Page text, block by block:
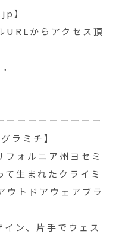
】
URLからアクセス頂
ーーーーーーーーー
ラミチ】
フォルニア州ヨセミ
生まれたクライミ
ウトドアウェアブラ
ン、片手でウェス